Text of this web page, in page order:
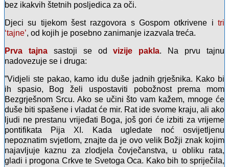
bez ikakvih štetnih posljedica za oči.
Djeci su tijekom šest razgovora s Gospom otkrivene i tri
‘tajne’, od kojih je posebno zanimanje izazvala treća.
Prva tajnasastoji se odvizije pakla. Na prvu tajnu
nadovezuje se i druga:
”Vidjeli ste pakao, kamo idu duše jadnih grješnika. Kako bi
ih spasio, Bog želi uspostaviti pobožnost prema mom
Bezgrješnom Srcu. Ako se učini što vam kažem, mnoge će
duše biti spašene i vladat će mir. Rat ide svome kraju, ali ako
ljudi ne prestanu vrijeđati Boga, još gori će izbiti za vrijeme
pontifikata Pija XI. Kada ugledate noć osvijetljenu
nepoznatim svjetlom, znajte da je ovo velik Božji znak kojim
najavljuje kaznu za zlodjela čovječanstva, u obliku rata,
gladi i progona Crkve te Svetoga Oca. Kako bih to spriječila,